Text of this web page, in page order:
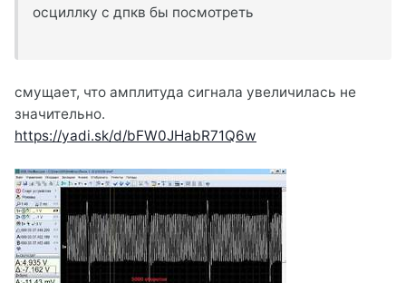
осциллку с дпкв бы посмотреть
смущает, что амплитуда сигнала увеличилась не
значительно.
https://yadi.sk/d/bFW0JHabR71Q6w